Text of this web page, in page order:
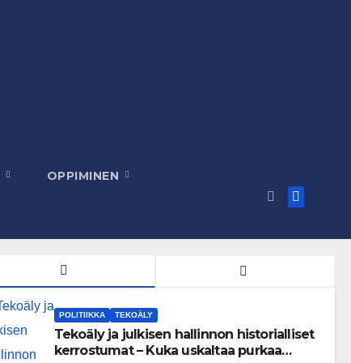
OPPIMINEN
POLITIIKKA TEKOÄLY
Tekoäly ja julkisen hallinnon historialliset
kerrostumat – Kuka uskaltaa purkaa